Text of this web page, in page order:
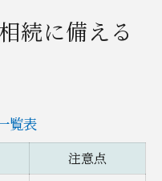
対策案とは
対応策比較表
不動産相続の流れ
進めたいなら早め
続に備える
覧表
注意点